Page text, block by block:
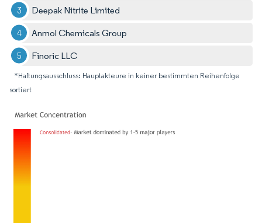
Deepak Nitrite Limited
Anmol Chemicals Group
Finoric LLC
*Haftungsausschluss: Hauptakteure in keiner bestimmten Reihenfolge
sortiert